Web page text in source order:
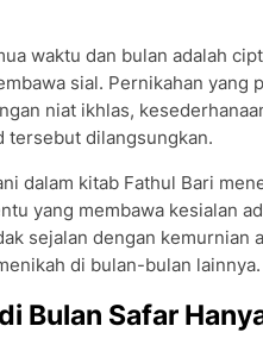
waktu dan bulan adalah
sial. Pernikahan yang
niat ikhlas,
tersebut dilangsungkan.
dalam kitab Fathul Bari
yang membawa kesialan
sejalan dengan kemurnian
di bulan-bulan lainnya.
Bulan Safar